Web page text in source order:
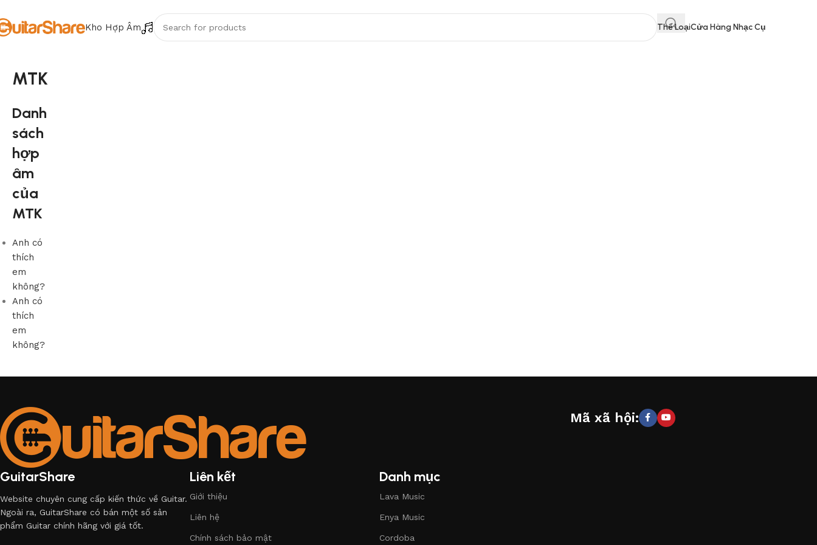
Kho Hợp Âm Thể LoạiCửa Hàng Nhạc Cụ
MTK
Danh
sách
hợp
âm
của
MTK
Anh có
thích
em
không?
Anh có
thích
em
không?
GuitarShare
Website chuyên cung cấp kiến thức về Guitar.
Ngoài ra, GuitarShare có bán một số sản
phẩm Guitar chính hãng với giá tốt.
Liên kết
Giới thiệu
Liên hệ
Chính sách bảo mật
Danh mục
Lava Music
Enya Music
Cordoba
Mã xã hội: